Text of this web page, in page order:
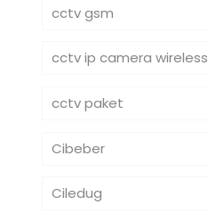
cctv gsm
cctv ip camera wireless
cctv paket
Cibeber
Ciledug